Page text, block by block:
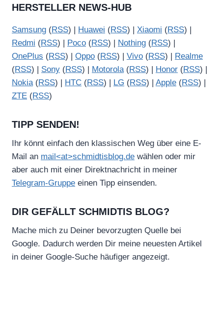
HERSTELLER NEWS-HUB
Samsung (RSS) | Huawei (RSS) | Xiaomi (RSS) |
Redmi (RSS) | Poco (RSS) | Nothing (RSS) |
OnePlus (RSS) | Oppo (RSS) | Vivo (RSS) |
Realme
(RSS) | Sony (RSS) | Motorola(RSS) | Honor (RSS) |
Nokia(RSS) | HTC (RSS) | LG (RSS) | Apple (RSS) |
ZTE (RSS)
TIPP SENDEN!
Ihr könnt einfach den klassischen Weg über eine E-
Mail an mail<at>schmidtisblog.de wählen oder mir
aber auch mit einer Direktnachricht in meiner
Telegram-Gruppe einen Tipp einsenden.
DIR GEFÄLLT SCHMIDTIS BLOG?
Mache mich zu Deiner bevorzugten Quelle bei
Google. Dadurch werden Dir meine neuesten Artikel
in deiner Google-Suche häufiger angezeigt.